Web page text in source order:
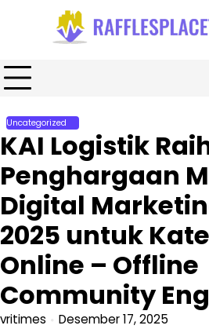
Uncategorized
KAI Logistik
Penghargaan
Digital
2025 untuk
Online – Offline
Community
vritimes Desember 17, 2025